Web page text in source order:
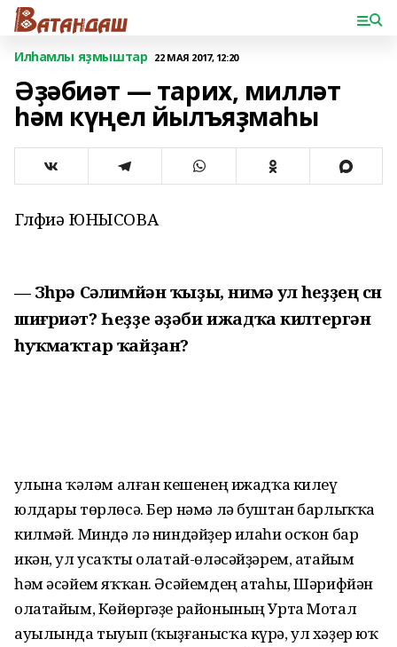
Илһамлы яҙмыштар 22 МАЯ 2017, 12:20
Әҙәбиәт — тарих, милләт
һәм күңел йылъяҙмаһы
Гөлфиә ЮНЫСОВА
— Зөһрә Сәлимйән ҡыҙы, нимә ул һеҙҙең өсөн
шиғриәт? Һеҙҙе әҙәби ижадҡа килтергән
һуҡмаҡтар ҡайҙан?
Ҡулына ҡәләм алған кешенең ижадҡа килеү
юлдары төрлөсә. Бер нәмә лә буштан барлыҡҡа
килмәй. Миндә лә ниндәйҙер илаһи осҡон бар
икән, ул усаҡты олатай-өләсәйҙәрем, атайым
һәм әсәйем яҡҡан. Әсәйемдең атаһы, Шәрифйән
олатайым, Көйөргәҙе районының Урта Мотал
ауылында тыуып (ҡыҙғанысҡа күрә, ул хәҙер юҡ